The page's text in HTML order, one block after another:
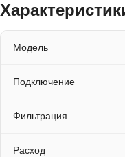
Модель
Подключение
Фильтрация
Расход